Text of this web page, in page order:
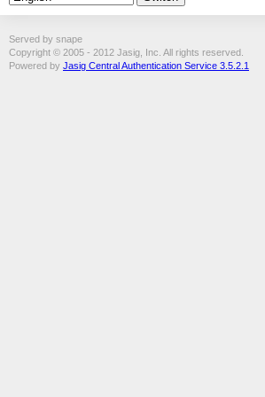
Served by snape
Copyright © 2005 - 2012 Jasig, Inc. All rights reserved.
Powered by Jasig Central Authentication Service 3.5.2.1